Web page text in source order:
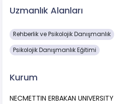
Uzmanlık Alanları
Rehberlik ve Psikolojik Danışmanlık
Psikolojik Danışmanlık Eğitimi
Kurum
NECMETTIN ERBAKAN UNIVERSITY